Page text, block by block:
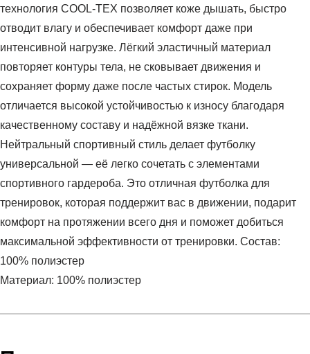
технология COOL-TEX позволяет коже дышать, быстро
отводит влагу и обеспечивает комфорт даже при
интенсивной нагрузке. Лёгкий эластичный материал
повторяет контуры тела, не сковывает движения и
сохраняет форму даже после частых стирок. Модель
отличается высокой устойчивостью к износу благодаря
качественному составу и надёжной вязке ткани.
Нейтральный спортивный стиль делает футболку
универсальной — её легко сочетать с элементами
спортивного гардероба. Это отличная футболка для
тренировок, которая поддержит вас в движении, подарит
комфорт на протяжении всего дня и поможет добиться
максимальной эффективности от тренировки. Состав:
100% полиэстер
Материал: 100% полиэстер
Артикул:1005005-001
Условия оплаты